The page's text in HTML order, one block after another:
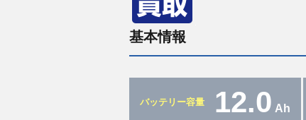
基本情報
バッテリー容量 12.0 Ah